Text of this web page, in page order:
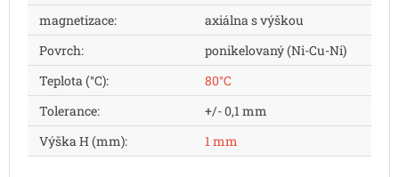
magnetizace:
axiálna s výškou
Povrch:
ponikelovaný (Ni-Cu-Ni)
Teplota (°C):
80°C
Tolerance:
+/- 0,1 mm
Výška H (mm): 1 mm